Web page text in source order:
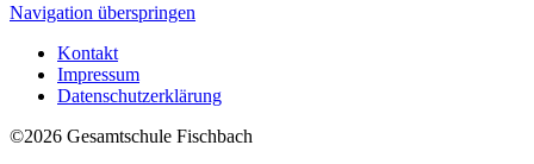
Navigation überspringen
Kontakt
Impressum
Datenschutzerklärung
©2026 Gesamtschule Fischbach